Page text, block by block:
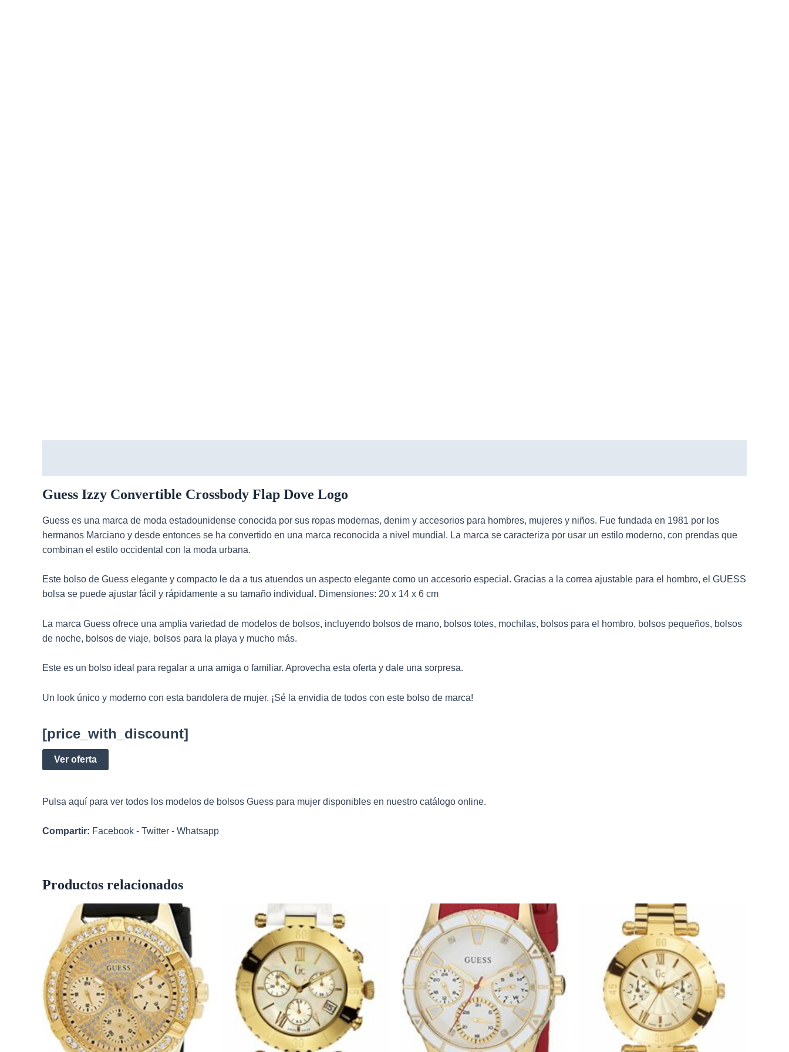
Guess Izzy Convertible Crossbody Flap Dove Logo
Guess es una marca de moda estadounidense conocida por sus ropas modernas, denim y accesorios para hombres, mujeres y niños. Fue fundada en 1981 por los
hermanos Marciano y desde entonces se ha convertido en una marca reconocida a nivel mundial. La marca se caracteriza por usar un estilo moderno, con prendas que
combinan el estilo occidental con la moda urbana.
Este bolso de Guess elegante y compacto le da a tus atuendos un aspecto elegante como un accesorio especial. Gracias a la correa ajustable para el hombro, el GUESS
bolsa se puede ajustar fácil y rápidamente a su tamaño individual. Dimensiones: 20 x 14 x 6 cm
La marca Guess ofrece una amplia variedad de modelos de bolsos, incluyendo bolsos de mano, bolsos totes, mochilas, bolsos para el hombro, bolsos pequeños, bolsos
de noche, bolsos de viaje, bolsos para la playa y mucho más.
Este es un bolso ideal para regalar a una amiga o familiar. Aprovecha esta oferta y dale una sorpresa.
Un look único y moderno con esta bandolera de mujer. ¡Sé la envidia de todos con este bolso de marca!
[price_with_discount]
Ver oferta
Pulsa aquí para ver todos los modelos de bolsos Guess para mujer disponibles en nuestro catálogo online.
Compartir: Facebook - Twitter - Whatsapp
Productos relacionados